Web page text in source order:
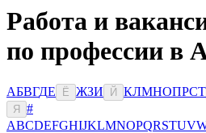
Работа и
по профессии в
АБВГДЕ Ё ЖЗИ Й КЛМНОПРСТ
Я
#
ABCDEFGHIJKLMNOPQRSTUV